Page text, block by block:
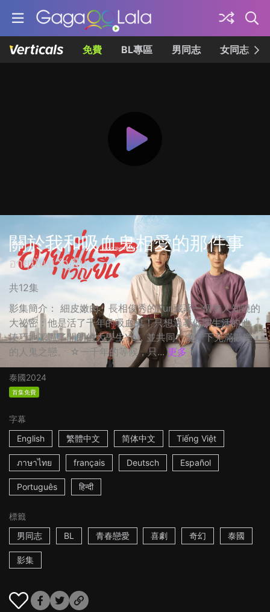
免費 BL專區 男同志 女同志
關於我和吸血鬼相愛的那件事
อายุมั่นขวัญยืน
共12集
影集簡介： 細皮嫩肉、長相俊秀的Pun藏著一個無人知曉的
大祕密：他是活了千年的吸血鬼！只想過著低調生活的他，
湊巧地認識了開朗的大學生Yo，並共同「血」下充滿歡樂
的人鬼之戀。 ☆一千年的等候，只... 更多
泰國2024
首集免費
字幕
English
繁體中文 简体中文 Tiếng Việt
ภาษาไทย français Deutsch Español
Português हिन्दी
標籤
男同志
BL 青春戀愛 喜劇 奇幻 泰國
影集